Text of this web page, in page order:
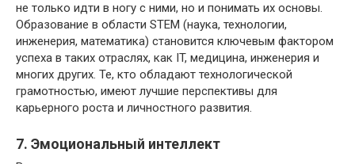
не только идти в ногу с ними, но и понимать их основы.
Образование в области STEM (наука, технологии,
инженерия, математика) становится ключевым фактором
успеха в таких отраслях, как IT, медицина, инженерия и
многих других. Те, кто обладают технологической
грамотностью, имеют лучшие перспективы для
карьерного роста и личностного развития.
7. Эмоциональный интеллект